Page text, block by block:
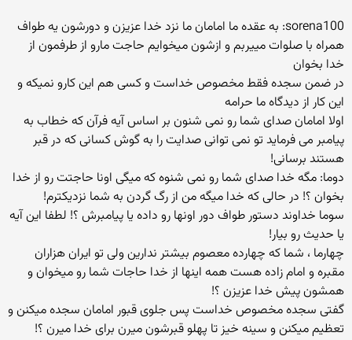
sorena100: به عقده ما امامان ما نزد خدا عزیزن و دورشون یه طواف
همراه با صلوات مییربم و ازشون میخوایم حاجت مارو از طرفمون از
خدا بخوان
در ضمن سجده فقط مخصوص خداست و کسی هم این کارو نمیکه و
این کار از دیدگاه ما حرامه
اولا امامان صدای شما رو نمی شنون بر اساس آیه فرآن که خطاب به
پیامبر می فرماید تو نمی توانی صدایت را به گوش کسانی که در قبر
هستند برسانی!
دوما: مگه خدا صدای شما رو نمی شنوه که میگی اونا حاجتت رو از خدا
بخوان ؟! در حالی که خدا میگه من از رگ گردن به شما نزدیکترم!
سوما خداوند دستور طواف دور اونها رو داده یا پیامبرش ؟! لطفا این آیه
یا حدیث رو بیار!
چهارما ، شما که چهارده معصوم بیشتر ندارین ولی تو ایران هزاران
مقبره و امام زاده هست همه اینها از خدا حاجات شما رو میخوان و
همشون پیش خدا عزیزن ؟!
گفتی سجده مخصوص خداست پس جلوی قبور امامان سجده میکنن و
تعظیم میکنن و سینه خیز تا پهلو قبرشون میرن برای خدا میرن ؟!